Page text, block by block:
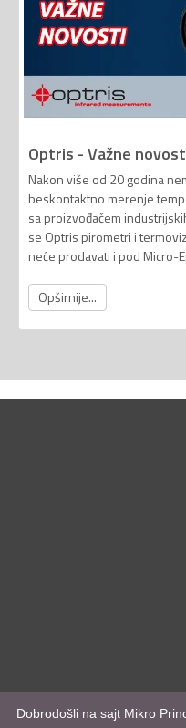
Optris - Važne
Nakon više od 20 godina
beskontaktno merenje
sa proizvođačem
se Optris pirometri i
neće prodavati i pod Micro-
Opširnije...
Dobrodošli na sajt Mikro